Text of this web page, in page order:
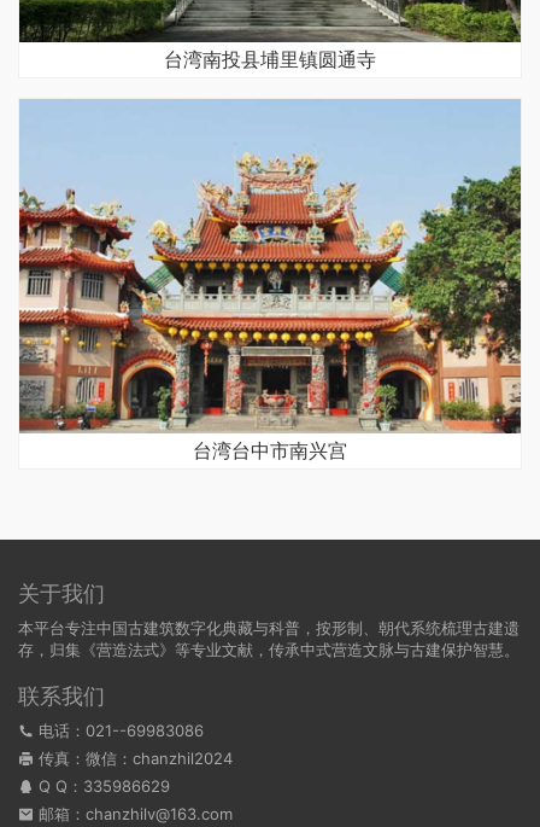
台湾南投县埔里镇圆通寺
台湾台中市南兴宫
关于我们
本平台专注中国古建筑数字化典藏与科普，按形制、朝代系统梳理古建遗
存，归集《营造法式》等专业文献，传承中式营造文脉与古建保护智慧。
联系我们
电话：021--69983086
传真：微信：chanzhil2024
Q Q： 335986629
邮箱：chanzhilv@163.com